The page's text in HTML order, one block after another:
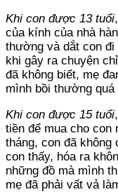
Khi con được 13 tuổi
của kính của nhà
thường và dắt con đi
khi gây ra chuyện
đã không biết, mẹ
mình bồi thường quá
Khi con được 15 tuổi
tiền để mua cho con
tháng, con đã không
con thấy, hóa ra
những đồ mà mình
mẹ đã phải vất vả